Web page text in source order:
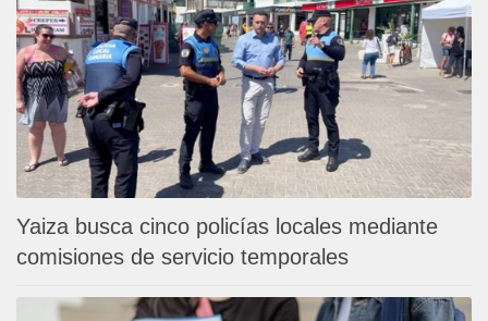
Yaiza busca cinco policías locales mediante
comisiones de servicio temporales